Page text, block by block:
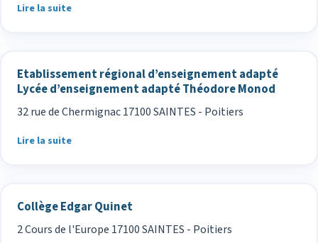
Lire la suite
Etablissement régional d’enseignement adapté
Lycée d’enseignement adapté Théodore Monod
32 rue de Chermignac 17100 SAINTES - Poitiers
Lire la suite
Collège Edgar Quinet
2 Cours de l'Europe 17100 SAINTES - Poitiers